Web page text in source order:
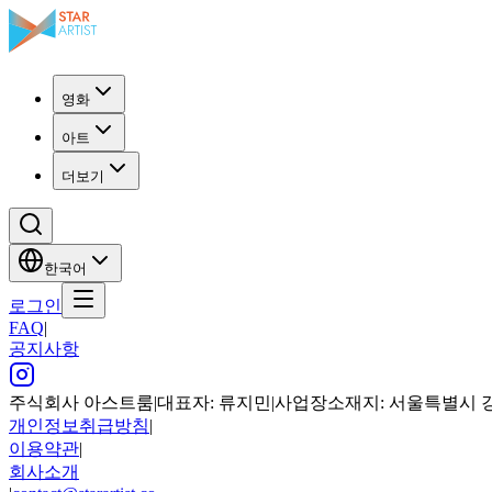
영화
아트
더보기
한국어
로그인
FAQ|
공지사항
주식회사 아스트룸|대표자: 류지민|사업장소재지: 서울특별시
개인정보취급방침|
이용약관|
회사소개